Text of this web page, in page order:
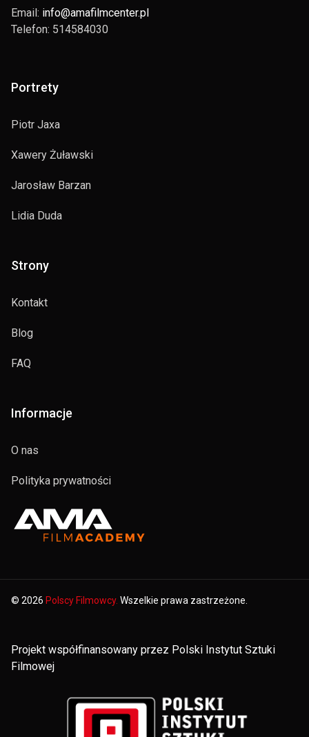
Email: info@amafilmcenter.pl
Telefon: 514584030
Portrety
Piotr Jaxa
Xawery Żuławski
Jarosław Barzan
Lidia Duda
Strony
Kontakt
Blog
FAQ
Informacje
O nas
Polityka prywatności
© 2026 Polscy Filmowcy. Wszelkie prawa zastrzeżone.
Projekt współfinansowany przez Polski Instytut Sztuki
Filmowej